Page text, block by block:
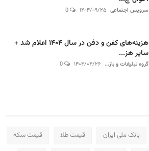
سرویس اجتماعی ۱۴۰۴/۰۹/۲۵
هزینه‌های کفن و دفن در سال ۱۴۰۴ اعلام شد +
سایر هز...
گروه تبلیغات و باز... ۱۴۰۴/۰۴/۲۶
بانک ملی ایران قیمت طلا قیمت سکه